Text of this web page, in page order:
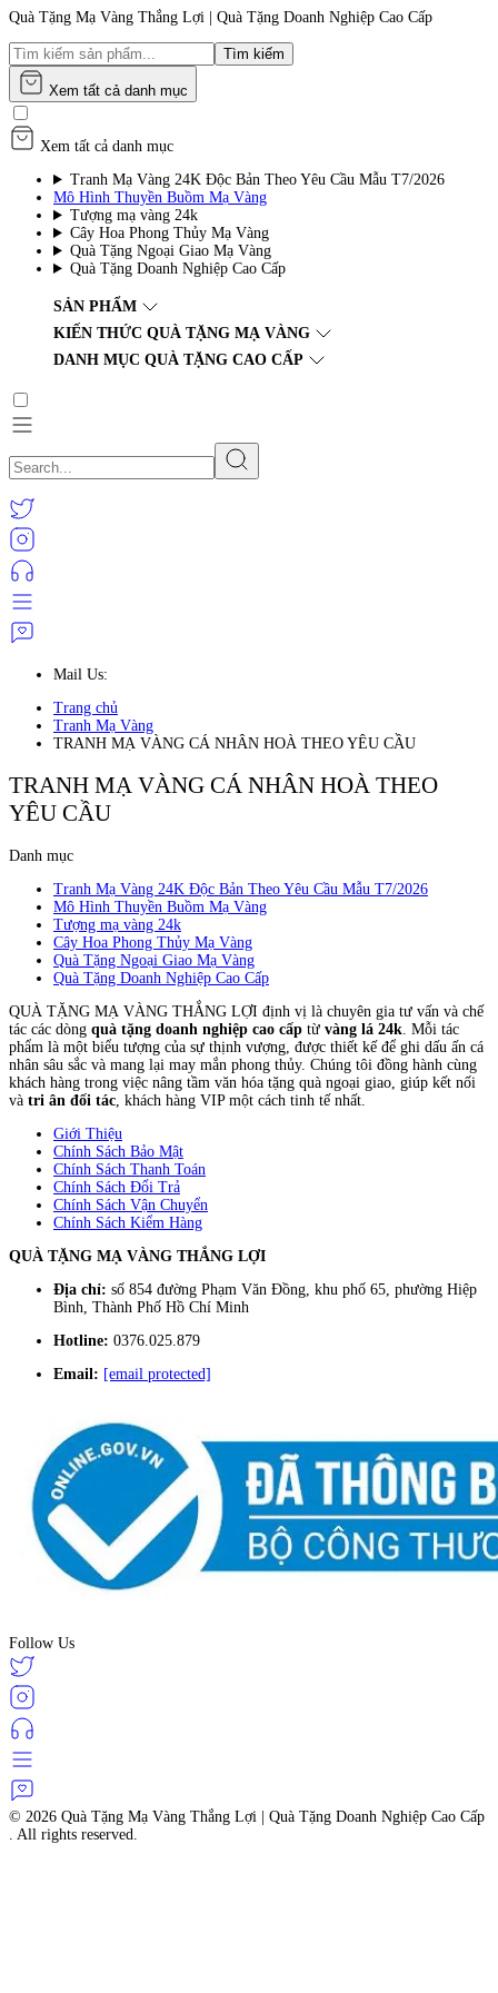
Quà Tặng Mạ Vàng Thắng Lợi | Quà Tặng Doanh Nghiệp Cao Cấp
Tìm kiếm
Xem tất cả danh mục
Xem tất cả danh mục
Tranh Mạ Vàng 24K Độc Bản Theo Yêu Cầu Mẫu T7/2026
Mô Hình Thuyền Buồm Mạ Vàng
Tượng mạ vàng 24k
Cây Hoa Phong Thủy Mạ Vàng
Quà Tặng Ngoại Giao Mạ Vàng
Quà Tặng Doanh Nghiệp Cao Cấp
SẢN PHẨM
KIẾN THỨC QUÀ TẶNG MẠ VÀNG
DANH MỤC QUÀ TẶNG CAO CẤP
Mail Us:
Trang chủ
Tranh Mạ Vàng
TRANH MẠ VÀNG CÁ NHÂN HOÀ THEO YÊU CẦU
TRANH MẠ VÀNG CÁ NHÂN HOÀ THEO
YÊU CẦU
Danh mục
Tranh Mạ Vàng 24K Độc Bản Theo Yêu Cầu Mẫu T7/2026
Mô Hình Thuyền Buồm Mạ Vàng
Tượng mạ vàng 24k
Cây Hoa Phong Thủy Mạ Vàng
Quà Tặng Ngoại Giao Mạ Vàng
Quà Tặng Doanh Nghiệp Cao Cấp
QUÀ TẶNG MẠ VÀNG THẮNG LỢI định vị là chuyên gia tư vấn và chế
tác các dòng quà tặng doanh nghiệp cao cấp từ vàng lá 24k . Mỗi tác
phẩm là một biểu tượng của sự thịnh vượng, được thiết kế để ghi dấu ấn cá
nhân sâu sắc và mang lại may mắn phong thủy. Chúng tôi đồng hành cùng
khách hàng trong việc nâng tầm văn hóa tặng quà ngoại giao, giúp kết nối
và tri ân đối tác , khách hàng VIP một cách tinh tế nhất.
Giới Thiệu
Chính Sách Bảo Mật
Chính Sách Thanh Toán
Chính Sách Đổi Trả
Chính Sách Vận Chuyển
Chính Sách Kiểm Hàng
QUÀ TẶNG MẠ VÀNG THẮNG LỢI
Địa chỉ: số 854 đường Phạm Văn Đồng, khu phố 65, phường Hiệp
Bình, Thành Phố Hồ Chí Minh
Hotline: 0376.025.879
Email: [email protected]
Follow Us
© 2026 Quà Tặng Mạ Vàng Thắng Lợi | Quà Tặng Doanh Nghiệp Cao Cấp
. All rights reserved.